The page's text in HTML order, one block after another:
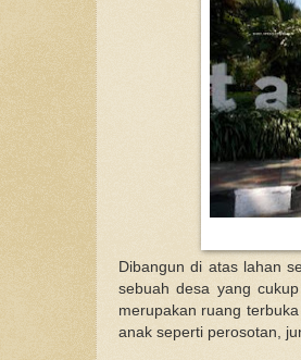
Dibangun di atas lahan
sebuah desa yang
merupakan ruang
anak seperti perosotan,